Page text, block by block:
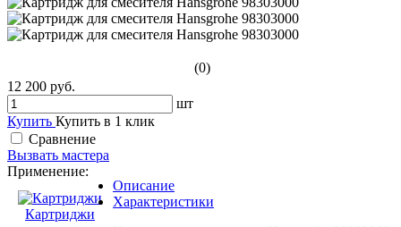
(0)
12 200 руб.
шт
Купить Купить в 1 клик
Сравнение
Вызвать мастера
Применение:
Картриджи
Описание
Характеристики